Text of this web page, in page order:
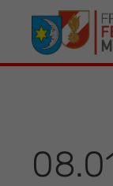
Der Eintrag
nicht.